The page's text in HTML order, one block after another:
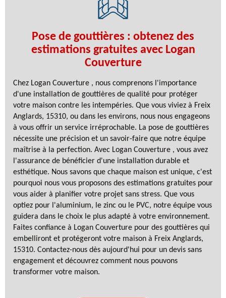
Pose de gouttières : obtenez des
estimations gratuites avec Logan
Couverture
Chez Logan Couverture , nous comprenons l'importance
d'une installation de gouttières de qualité pour protéger
votre maison contre les intempéries. Que vous viviez à Freix
Anglards, 15310, ou dans les environs, nous nous engageons
à vous offrir un service irréprochable. La pose de gouttières
nécessite une précision et un savoir-faire que notre équipe
maîtrise à la perfection. Avec Logan Couverture , vous avez
l'assurance de bénéficier d'une installation durable et
esthétique. Nous savons que chaque maison est unique, c'est
pourquoi nous vous proposons des estimations gratuites pour
vous aider à planifier votre projet sans stress. Que vous
optiez pour l'aluminium, le zinc ou le PVC, notre équipe vous
guidera dans le choix le plus adapté à votre environnement.
Faites confiance à Logan Couverture pour des gouttières qui
embelliront et protégeront votre maison à Freix Anglards,
15310. Contactez-nous dès aujourd'hui pour un devis sans
engagement et découvrez comment nous pouvons
transformer votre maison.